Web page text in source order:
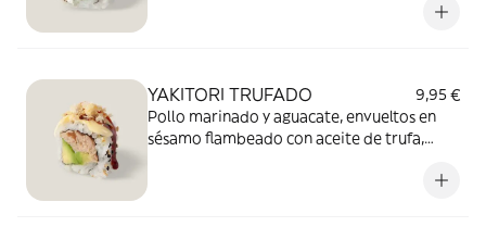
YAKITORI TRUFADO
9,95 €
Pollo marinado y aguacate, envueltos en
sésamo flambeado con aceite de trufa,